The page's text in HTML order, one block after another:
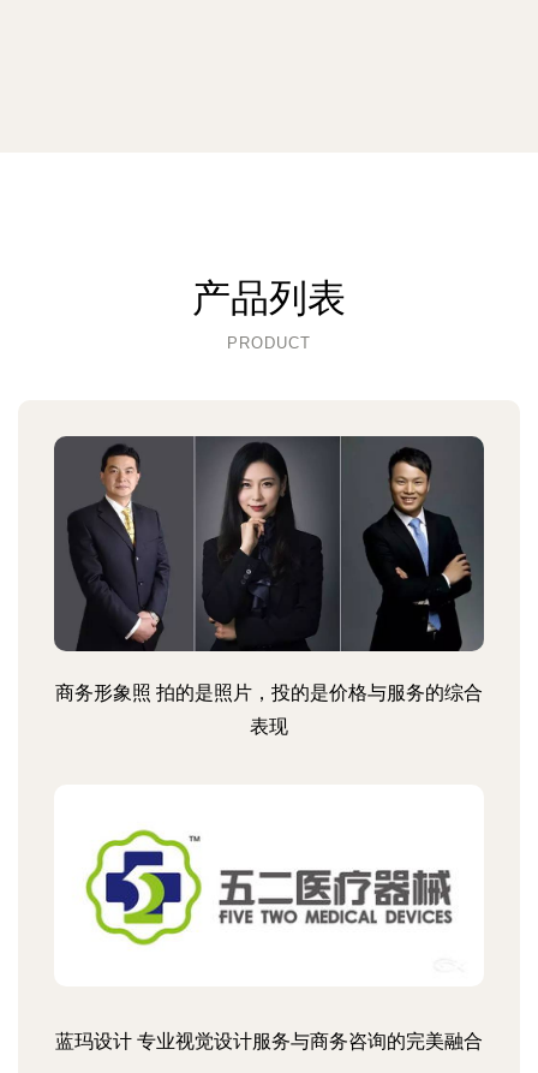
产品列表
PRODUCT
商务形象照 拍的是照片，投的是价格与服务的综合
表现
蓝玛设计 专业视觉设计服务与商务咨询的完美融合